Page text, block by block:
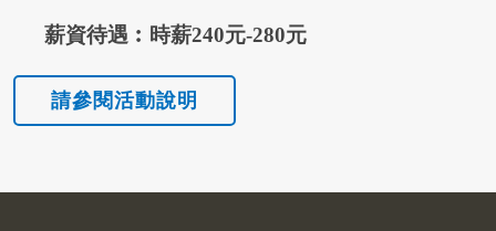
薪資待遇 ︰ 時薪240元-280元